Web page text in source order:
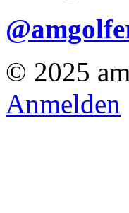
© 2025
Anmelden